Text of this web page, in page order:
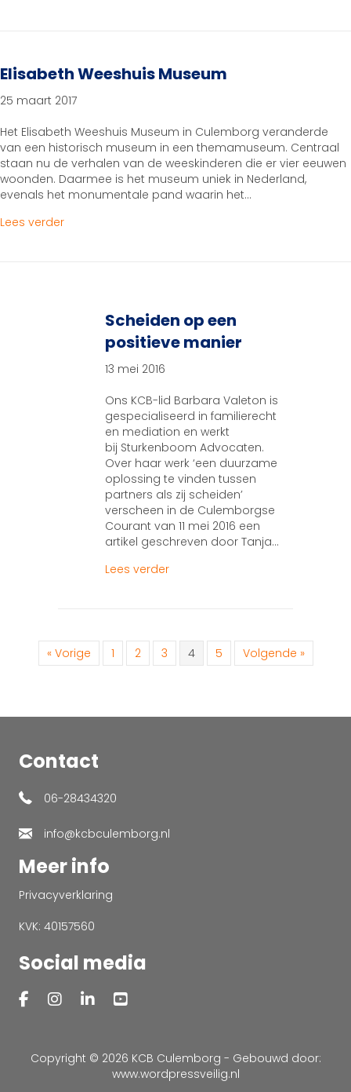
Elisabeth Weeshuis Museum
25 maart 2017
Het Elisabeth Weeshuis Museum in Culemborg veranderde
van een historisch museum in een themamuseum. Centraal
staan nu de verhalen van de weeskinderen die er vier eeuwen
woonden. Daarmee is het museum uniek in Nederland,
evenals het monumentale pand waarin het…
Lees verderabout Elisabeth Weeshuis Museum
Scheiden op een
positieve manier
13 mei 2016
Ons KCB-lid Barbara Valeton is
gespecialiseerd in familierecht
en mediation en werkt
bij Sturkenboom Advocaten.
Over haar werk ‘een duurzame
oplossing te vinden tussen
partners als zij scheiden’
verscheen in de Culemborgse
Courant van 11 mei 2016 een
artikel geschreven door Tanja…
Lees verderabout Scheiden op een
« Vorige 1 2 3 4 5 Volgende »
Contact
06-28434320
info@kcbculemborg.nl
Meer info
Privacyverklaring
KVK: 40157560
Social media
Copyright © 2026 KCB Culemborg - Gebouwd door:
www.wordpressveilig.nl